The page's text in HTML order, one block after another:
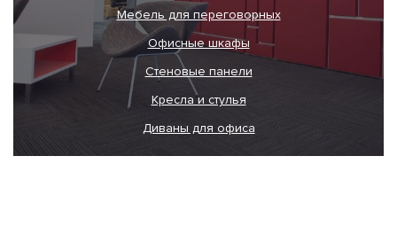
Мебель для переговорных
Офисные шкафы
Стеновые панели
Кресла и стулья
Диваны для офиса